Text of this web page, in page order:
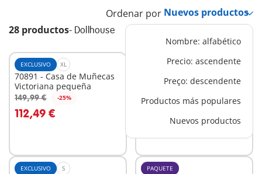
28 productos- Dollhouse
Ordenar por
Nombre: alfabético
Precio: ascendente
Preço: descendente
Productos más populares
Nuevos productos
EXCLUSIVO XL
70891 - Casa de Muñecas
Victoriana pequeña
149,99 € -25%
112,49 €
A la cesta
70211 - Baño
17,99 €
A la cesta
EXCLUSIVO S PAQUETE